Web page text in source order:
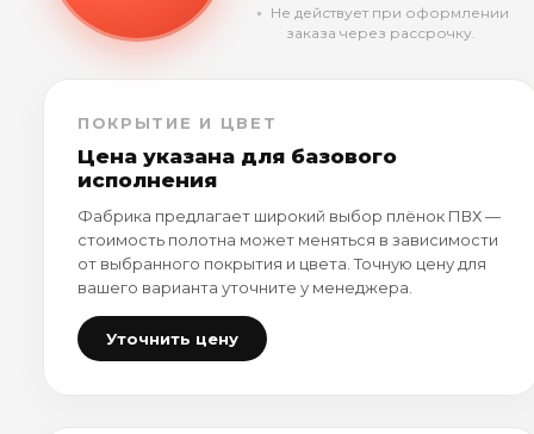
﹡ Не действует при оформлении
заказа через рассрочку.
ПОКРЫТИЕ И ЦВЕТ
Цена указана для базового
исполнения
Фабрика предлагает широкий выбор плёнок ПВХ —
стоимость полотна может меняться в зависимости
от выбранного покрытия и цвета. Точную цену для
вашего варианта уточните у менеджера.
Уточнить цену